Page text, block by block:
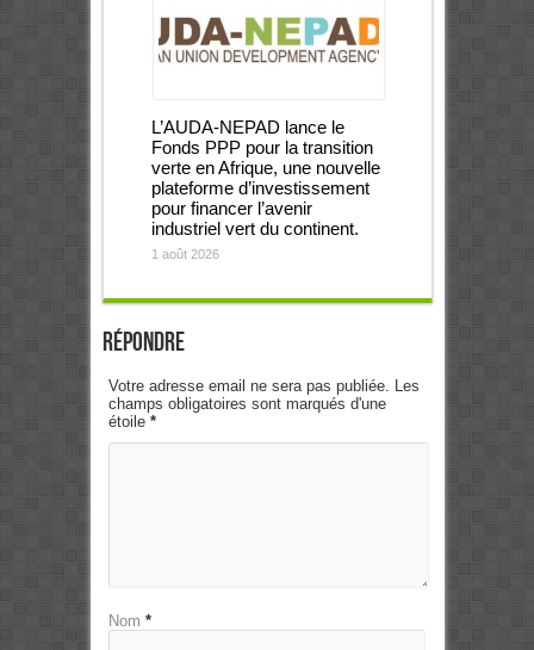
L’AUDA-NEPAD lance le
Fonds PPP pour la transition
verte en Afrique, une nouvelle
plateforme d’investissement
pour financer l’avenir
industriel vert du continent.
1 août 2026
Répondre
Votre adresse email ne sera pas publiée. Les
champs obligatoires sont marqués d'une
étoile *
Nom *